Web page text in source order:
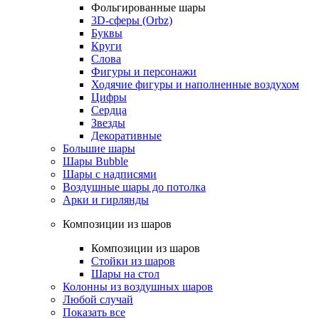
Фольгированные шары
3D-сферы (Orbz)
Буквы
Круги
Слова
Фигуры и персонажи
Ходячие фигуры и наполненные воздухом
Цифры
Сердца
Звезды
Декоративные
Большие шары
Шары Bubble
Шары с надписями
Воздушные шары до потолка
Арки и гирлянды
Композиции из шаров
Композиции из шаров
Стойки из шаров
Шары на стол
Колонны из воздушных шаров
Любой случай
Показать все